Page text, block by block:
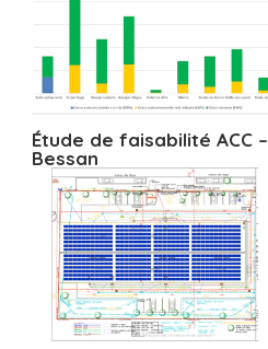
Étude de faisabilité ACC –
Bessan